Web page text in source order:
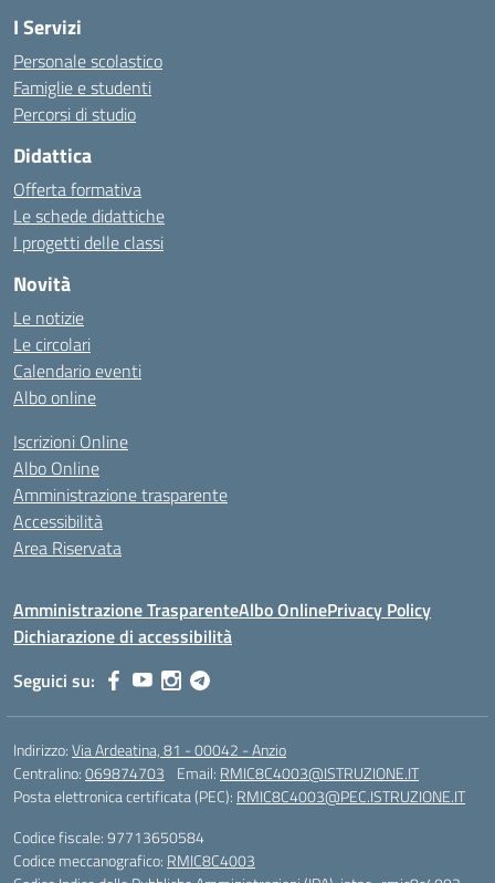
I Servizi
Personale scolastico
Famiglie e studenti
Percorsi di studio
Didattica
Offerta formativa
Le schede didattiche
I progetti delle classi
Novità
Le notizie
Le circolari
Calendario eventi
Albo online
Iscrizioni Online
Albo Online
Amministrazione trasparente
Accessibilità
Area Riservata
Amministrazione TrasparenteAlbo OnlinePrivacy Policy
Dichiarazione di accessibilità
Seguici su:
Indirizzo:Via Ardeatina, 81 - 00042 - Anzio
Centralino:069874703 Email: RMIC8C4003@ISTRUZIONE.IT
Posta elettronica certificata (PEC): RMIC8C4003@PEC.ISTRUZIONE.IT
Codice fiscale: 97713650584
Codice meccanografico: RMIC8C4003